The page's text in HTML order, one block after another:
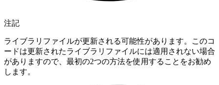
注記
ライブラリファイルが更新される可能性があります。このコ
ードは更新されたライブラリファイルには適用されない場合
がありますので、最初の2つの方法を使用することをお勧め
します。